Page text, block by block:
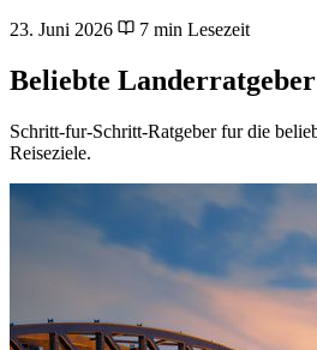
23. Juni 2026
7 min Lesezeit
Beliebte Landerratgeber
Schritt-fur-Schritt-Ratgeber fur die
Reiseziele.